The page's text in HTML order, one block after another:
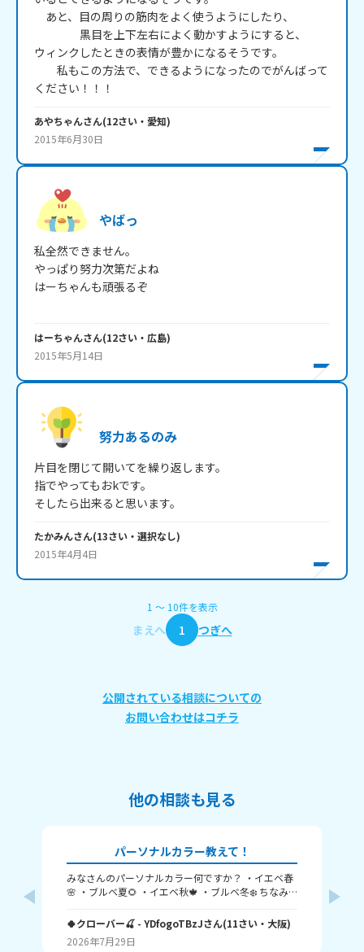
あと、目の周りの筋肉をよく使うようにしたり、
黒目を上下左右によく動かすようにすると、
ウィンクしたときの表情が豊かになるそうです。
私もこの方法で、できるようになったのでがんばって
ください！！！
あやちゃんさん(12さい・ 愛知)
2015年6月30日
やばっ
私全然できません。
やっぱり努力次第だよね
はーちゃんも頑張るぞ
はーちゃんさん(12さい・ 広島)
2015年5月14日
努力あるのみ
片目を閉じて開いてを繰り返します。
指でやってもおkです。
そしたら出来ると思います。
たかみんさん(13さい・ 選択なし)
2015年4月4日
1 〜 10件を表示
まえへ 1 つぎへ
公開されている相談についての
お問い合わせはコチラ
他の相談も見る
パーソナルカラー教えて！
みなさんのパーソナルカラー何ですか？ ・イエベ春
🌸 ・ブルベ夏🌻 ・イエベ秋🍁 ・ブルベ冬❄️ ちなみ
の回答待ってます🥺 バイバイ✌️
🍀クローバー🍒 - YDfogoTBzJさん(11さい・ 大阪)
2026年7月29日